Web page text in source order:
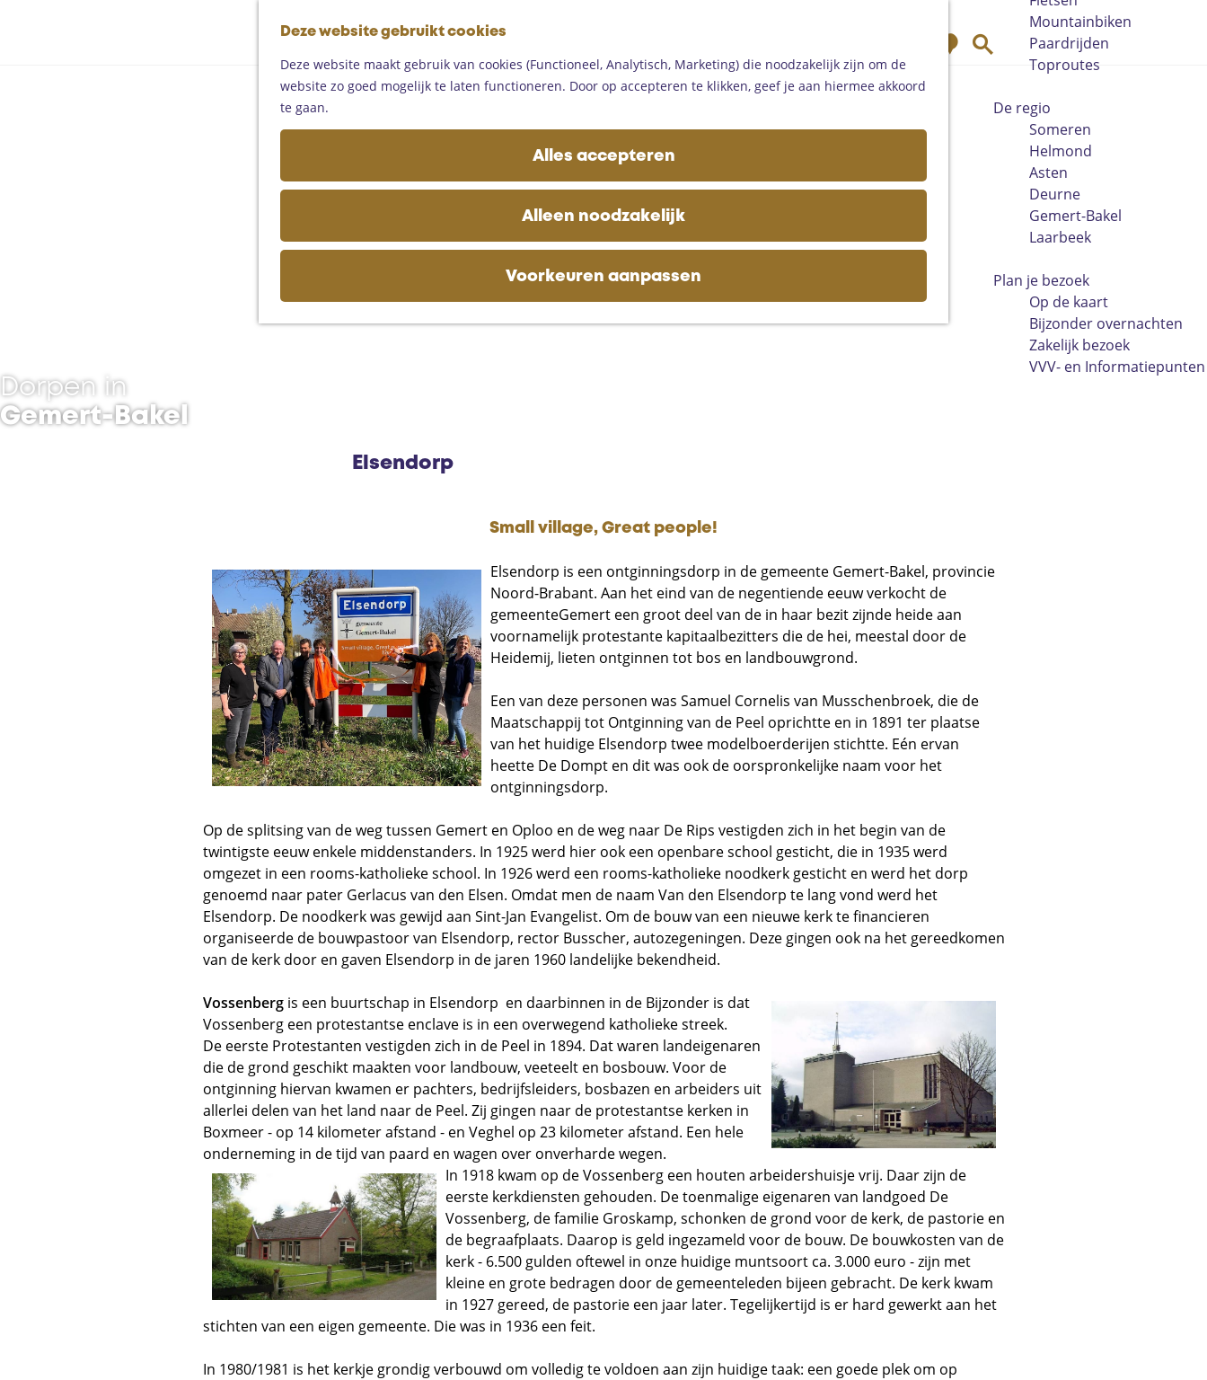
Deze website gebruikt cookies
Deze website maakt gebruik van cookies (Functioneel, Analytisch, Marketing) die noodzakelijk zijn om de
website zo goed mogelijk te laten functioneren. Door op accepteren te klikken, geef je aan hiermee akkoord
te gaan.
Alles accepteren
Alleen noodzakelijk
Voorkeuren aanpassen
n
a
r
d
h
o
e
p
a
g
e
n
K
o
k
Mountainbiken
Paardrijden
Toproutes
De regio
Someren
Helmond
Asten
Deurne
Gemert-Bakel
Laarbeek
Plan je bezoek
Op de kaart
Bijzonder overnachten
Zakelijk bezoek
VVV- en Informatiepunten
Dorpen in
Gemert-Bakel
Elsendorp
Small village, Great people!
Elsendorp is een ontginningsdorp in de gemeente Gemert-Bakel, provincie
Noord-Brabant. Aan het eind van de negentiende eeuw verkocht de
gemeenteGemert een groot deel van de in haar bezit zijnde heide aan
voornamelijk protestante kapitaalbezitters die de hei, meestal door de
Heidemij, lieten ontginnen tot bos en landbouwgrond.
Een van deze personen was Samuel Cornelis van Musschenbroek, die de
Maatschappij tot Ontginning van de Peel oprichtte en in 1891 ter plaatse
van het huidige Elsendorp twee modelboerderijen stichtte. Eén ervan
heette De Dompt en dit was ook de oorspronkelijke naam voor het
ontginningsdorp.
Op de splitsing van de weg tussen Gemert en Oploo en de weg naar De Rips vestigden zich in het begin van de
twintigste eeuw enkele middenstanders. In 1925 werd hier ook een openbare school gesticht, die in 1935 werd
omgezet in een rooms-katholieke school. In 1926 werd een rooms-katholieke noodkerk gesticht en werd het dorp
genoemd naar pater Gerlacus van den Elsen. Omdat men de naam Van den Elsendorp te lang vond werd het
Elsendorp. De noodkerk was gewijd aan Sint-Jan Evangelist. Om de bouw van een nieuwe kerk te financieren
organiseerde de bouwpastoor van Elsendorp, rector Busscher, autozegeningen. Deze gingen ook na het gereedkomen
van de kerk door en gaven Elsendorp in de jaren 1960 landelijke bekendheid.
Vossenberg is een buurtschap in Elsendorp en daarbinnen in de Bijzonder is dat
Vossenberg een protestantse enclave is in een overwegend katholieke streek.
De eerste Protestanten vestigden zich in de Peel in 1894. Dat waren landeigenaren
die de grond geschikt maakten voor landbouw, veeteelt en bosbouw. Voor de
ontginning hiervan kwamen er pachters, bedrijfsleiders, bosbazen en arbeiders uit
allerlei delen van het land naar de Peel. Zij gingen naar de protestantse kerken in
Boxmeer - op 14 kilometer afstand - en Veghel op 23 kilometer afstand. Een hele
onderneming in de tijd van paard en wagen over onverharde wegen.
In 1918 kwam op de Vossenberg een houten arbeidershuisje vrij. Daar zijn de
eerste kerkdiensten gehouden. De toenmalige eigenaren van landgoed De
Vossenberg, de familie Groskamp, schonken de grond voor de kerk, de pastorie en
de begraafplaats. Daarop is geld ingezameld voor de bouw. De bouwkosten van de
kerk - 6.500 gulden oftewel in onze huidige muntsoort ca. 3.000 euro - zijn met
kleine en grote bedragen door de gemeenteleden bijeen gebracht. De kerk kwam
in 1927 gereed, de pastorie een jaar later. Tegelijkertijd is er hard gewerkt aan het
stichten van een eigen gemeente. Die was in 1936 een feit.
In 1980/1981 is het kerkje grondig verbouwd om volledig te voldoen aan zijn huidige taak: een goede plek om op